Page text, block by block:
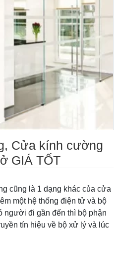
Cửa kính cường
GIÁ TỐT
cũng là 1 dạng khác của cửa
một hệ thống điện tử và bộ
người đi gần đến thì bộ phận
tín hiệu về bộ xử lý và lúc